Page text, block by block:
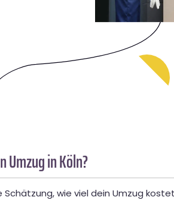
Umzug in Köln?
wie viel dein Umzug